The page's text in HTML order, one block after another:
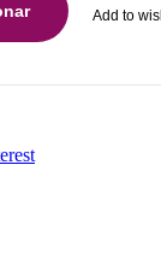
Add to